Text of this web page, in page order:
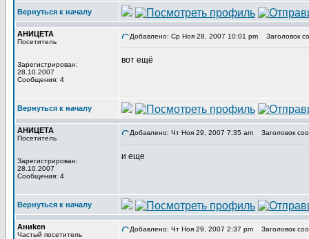
Вернуться к началу
АНИЦЕТА
Посетитель
Зарегистрирован:
28.10.2007
Сообщения: 4
Добавлено: Ср Ноя 28, 2007 10:01 pm Заголовок
вот ещё
Вернуться к началу
АНИЦЕТА
Посетитель
Зарегистрирован:
28.10.2007
Сообщения: 4
Добавлено: Чт Ноя 29, 2007 7:35 am Заголовок
и еще
Вернуться к началу
Аниken
Частый посетитель
Добавлено: Чт Ноя 29, 2007 2:37 pm Заголовок